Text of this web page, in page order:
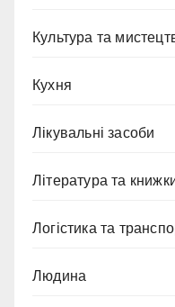
Культура та
Кухня
Лікувальні засоби
Література та
Логістика та
Людина